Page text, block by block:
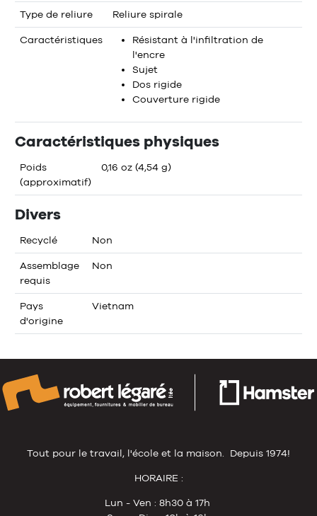
Type de reliure Reliure spirale
Caractéristiques
Résistant à l'infiltration de
l'encre
Sujet
Dos rigide
Couverture rigide
Caractéristiques physiques
Poids
(approximatif)
0,16 oz (4,54 g)
Divers
Recyclé Non
Assemblage
requis
Non
Pays
d'origine
Vietnam
Tout pour le travail, l'école et la maison. Depuis 1974!
HORAIRE :
Lun - Ven : 8h30 à 17h